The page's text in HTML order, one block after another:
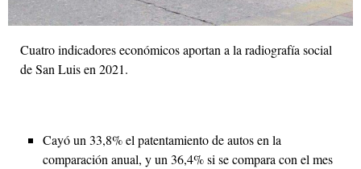
Cuatro indicadores económicos aportan a la radiografía social
de San Luis en 2021.
Cayó un 33,8% el patentamiento de autos en la
comparación anual, y un 36,4% si se compara con el mes